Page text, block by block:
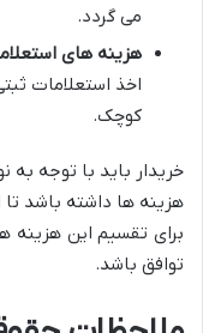
می گردد.
هزینه های
اخذ استعلامات
کوچک.
خریدار باید با توجه
هزینه ها داشته باشد تا
برای تقسیم این هزینه
توافق باشد.